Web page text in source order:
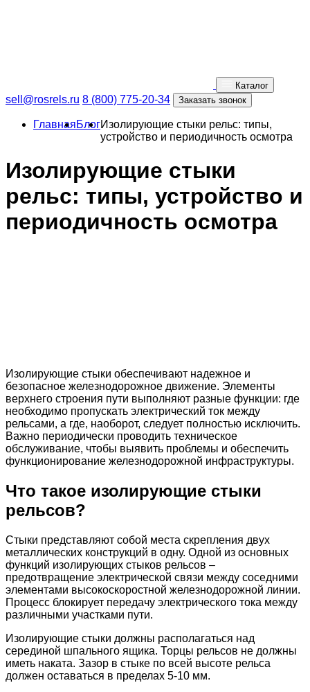
Каталог
sell@rosrels.ru 8 (800) 775-20-34 Заказать звонок
ГлавнаяБлогИзолирующие стыки рельс: типы,
устройство и периодичность осмотра
Изолирующие стыки
рельс: типы, устройство и
периодичность осмотра
Изолирующие стыки обеспечивают надежное и
безопасное железнодорожное движение. Элементы
верхнего строения пути выполняют разные функции: где
необходимо пропускать электрический ток между
рельсами, а где, наоборот, следует полностью исключить.
Важно периодически проводить техническое
обслуживание, чтобы выявить проблемы и обеспечить
функционирование железнодорожной инфраструктуры.
Что такое изолирующие стыки
рельсов?
Стыки представляют собой места скрепления двух
металлических конструкций в одну. Одной из основных
функций изолирующих стыков рельсов –
предотвращение электрической связи между соседними
элементами высокоскоростной железнодорожной линии.
Процесс блокирует передачу электрического тока между
различными участками пути.
Изолирующие стыки должны располагаться над
серединой шпального ящика. Торцы рельсов не должны
иметь наката. Зазор в стыке по всей высоте рельса
должен оставаться в пределах 5-10 мм.